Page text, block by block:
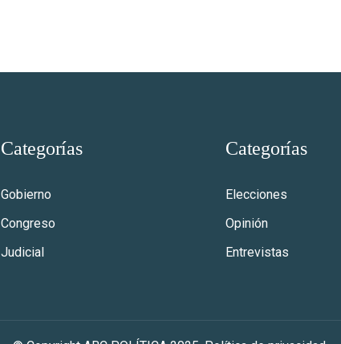
Categorías
Gobierno
Congreso
Judicial
Categorías
Elecciones
Opinión
Entrevistas